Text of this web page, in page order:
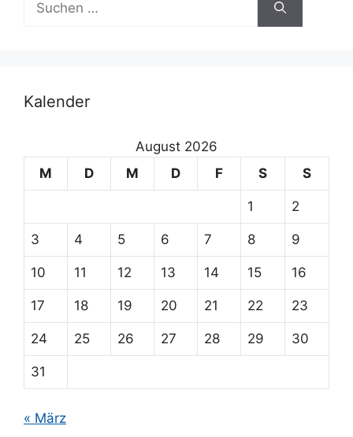
nach:
Kalender
August 2026
M
D M D F S S
1 2
3 4 5 6 7 8 9
10 11 12 13 14 15 16
17 18 19 20 21 22 23
24 25 26 27 28 29 30
31
« März